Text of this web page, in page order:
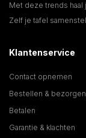
Met deze trends haal
Zelf je tafel
Klantenservice
Contact opnemen
Bestellen & bezorgen
Betalen
Garantie & klachten